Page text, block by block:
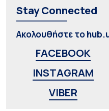
Stay Connected
Ακολουθήστε το
FACEBOOK
INSTAGRAM
VIBER